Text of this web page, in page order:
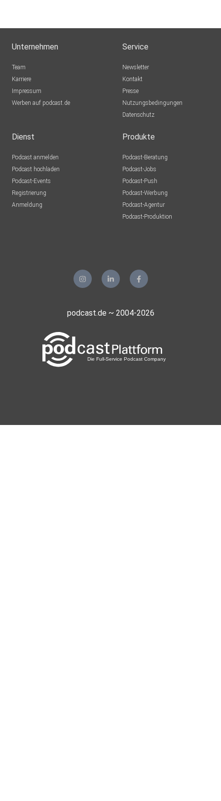
Unternehmen
Team
Karriere
Impressum
Werben auf podcast.de
Service
Newsletter
Kontakt
Presse
Nutzungsbedingungen
Datenschutz
Dienst
Podcast anmelden
Podcast hochladen
Podcast-Events
Registrierung
Anmeldung
Produkte
Podcast-Beratung
Podcast-Jobs
Podcast-Push
Podcast-Werbung
Podcast-Agentur
Podcast-Produktion
podcast.de ~ 2004-2026